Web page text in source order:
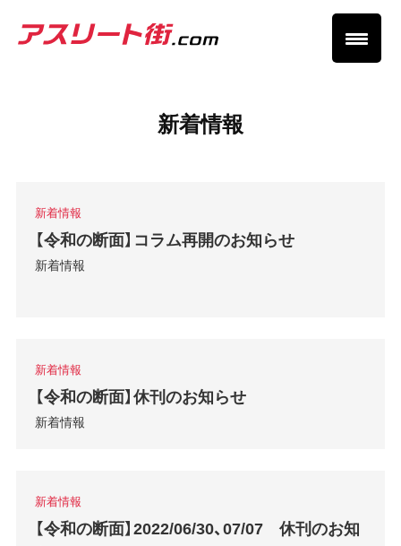
新着情報
新着情報
【令和の断面】コラム再開のお知らせ
新着情報
新着情報
【令和の断面】休刊のお知らせ
新着情報
新着情報
【令和の断面】2022/06/30、07/07 休刊のお知